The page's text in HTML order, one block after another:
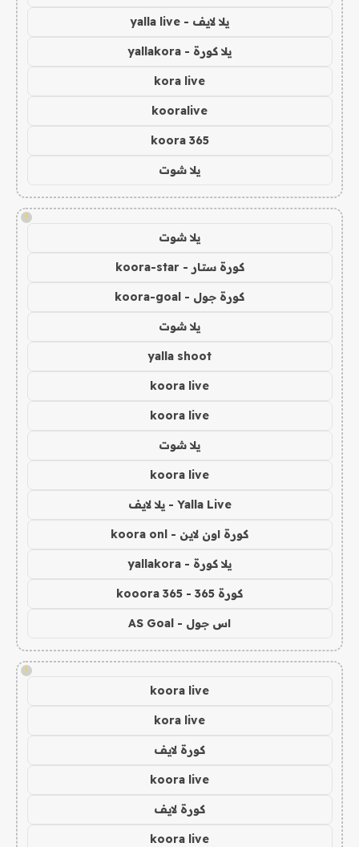
يلا لايف - yalla live
يلا كورة - yallakora
kora live
kooralive
koora 365
يلا شوت
!
يلا شوت
كورة ستار - koora-star
كورة جول - koora-goal
يلا شوت
yalla shoot
koora live
koora live
يلا شوت
koora live
Yalla Live - يلا لايف
كورة اون لاين - koora onl
يلا كورة - yallakora
كورة 365 - kooora 365
اس جول - AS Goal
!
koora live
kora live
كورة لايف
koora live
كورة لايف
koora live